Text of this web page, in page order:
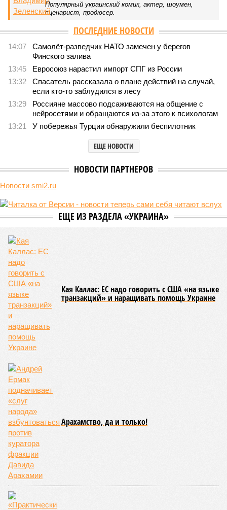
Популярный украинский комик, актер, шоумен,
сценарист, продюсер.
ПОСЛЕДНИЕ НОВОСТИ
14:07
Самолёт-разведчик НАТО замечен у берегов
Финского залива
13:45
Евросоюз нарастил импорт СПГ из России
13:32
Спасатель рассказала о плане действий на случай,
если кто-то заблудился в лесу
13:29
Россияне массово подсаживаются на общение с
нейросетями и обращаются из-за этого к психологам
13:21
У побережья Турции обнаружили беспилотник
ЕЩЕ НОВОСТИ
НОВОСТИ ПАРТНЕРОВ
Новости smi2.ru
ЕЩЕ ИЗ РАЗДЕЛА «УКРАИНА»
Кая Каллас: ЕС надо говорить с США «на языке
транзакций» и наращивать помощь Украине
Арахамство, да и только!